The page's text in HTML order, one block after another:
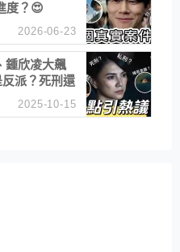
度？😍
2026-06-23
鍾欣凌大飆
派？死刑還
2025-10-15